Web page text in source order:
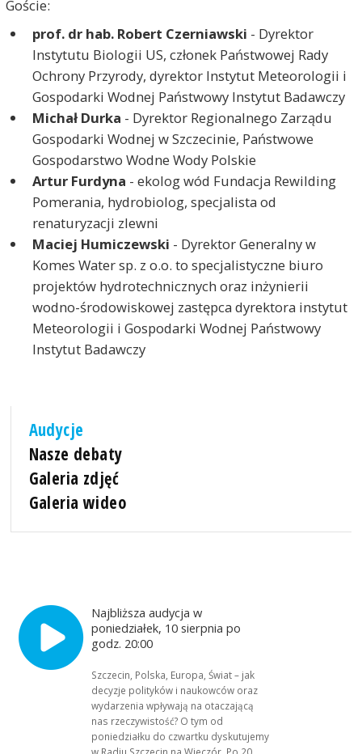
Goście:
prof. dr hab. Robert Czerniawski - Dyrektor
Instytutu Biologii US, członek Państwowej Rady
Ochrony Przyrody, dyrektor Instytut Meteorologii i
Gospodarki Wodnej Państwowy Instytut Badawczy
Michał Durka - Dyrektor Regionalnego Zarządu
Gospodarki Wodnej w Szczecinie, Państwowe
Gospodarstwo Wodne Wody Polskie
Artur Furdyna - ekolog wód Fundacja Rewilding
Pomerania, hydrobiolog, specjalista od
renaturyzacji zlewni
Maciej Humiczewski - Dyrektor Generalny w
Komes Water sp. z o.o. to specjalistyczne biuro
projektów hydrotechnicznych oraz inżynierii
wodno-środowiskowej zastępca dyrektora instytut
Meteorologii i Gospodarki Wodnej Państwowy
Instytut Badawczy
Audycje
Nasze debaty
Galeria zdjęć
Galeria wideo
Najbliższa audycja w
poniedziałek, 10 sierpnia po
godz. 20:00
Szczecin, Polska, Europa, Świat – jak
decyzje polityków i naukowców oraz
wydarzenia wpływają na otaczającą
nas rzeczywistość? O tym od
poniedziałku do czwartku dyskutujemy
w Radiu Szczecin na Wieczór. Po 20